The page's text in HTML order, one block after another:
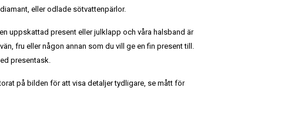
eller odlade sötvattenpärlor.
uppskattad present eller julklapp och våra halsband är
fru eller någon annan som du vill ge en fin present till.
presentask.
på bilden för att visa detaljer tydligare, se mått för